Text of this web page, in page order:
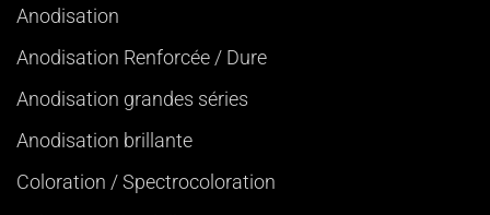
Anodisation
Anodisation Renforcée / Dure
Anodisation grandes séries
Anodisation brillante
Coloration / Spectrocoloration